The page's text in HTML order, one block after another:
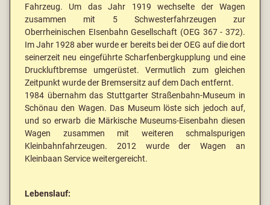
Fahrzeug. Um das Jahr 1919 wechselte der Wagen
zusammen mit 5 Schwesterfahrzeugen zur
Oberrheinischen EIsenbahn Gesellschaft (OEG 367 - 372).
Im Jahr 1928 aber wurde er bereits bei der OEG auf die dort
seinerzeit neu eingeführte Scharfenbergkupplung und eine
Druckluftbremse umgerüstet. Vermutlich zum gleichen
Zeitpunkt wurde der Bremsersitz auf dem Dach entfernt.
1984 übernahm das Stuttgarter Straßenbahn-Museum in
Schönau den Wagen. Das Museum löste sich jedoch auf,
und so erwarb die Märkische Museums-Eisenbahn diesen
Wagen zusammen mit weiteren schmalspurigen
Kleinbahnfahrzeugen. 2012 wurde der Wagen an
Kleinbaan Service weitergereicht.
Lebenslauf: